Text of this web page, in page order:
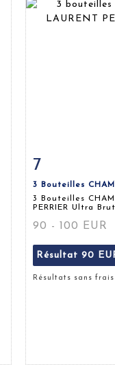
Fiche détaillée
7
3 Bouteilles
3 Bouteilles
PERRIER Ultra
90 - 100 EUR
Résultat 90
Résultats sans frais